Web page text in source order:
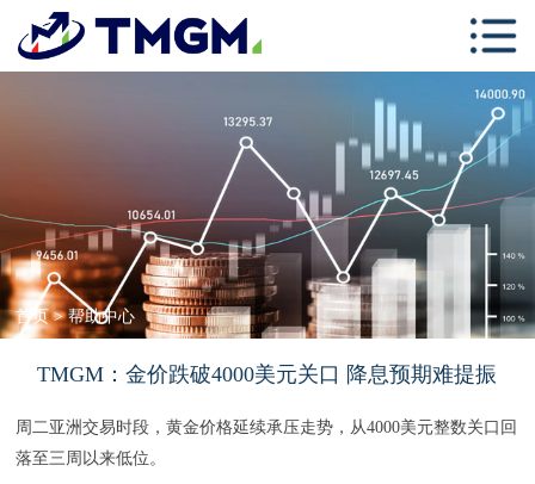
首页
学习中心
跟单社区
联系我们
首页>帮助中心
TMGM：金价跌破4000美元关口 降息预期难提振
周二亚洲交易时段，黄金价格延续承压走势，从4000美元整数关口回
落至三周以来低位。